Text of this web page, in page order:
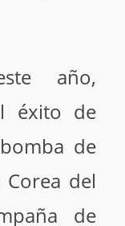
año,
éxito de
de
del
de